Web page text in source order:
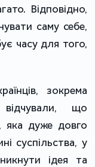
Відповідно,
саму себе,
часу для того,
зокрема
відчували, що
яка дуже довго
суспільства, у
ідея та